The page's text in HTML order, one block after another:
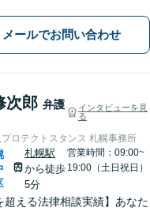
メールでお問い合わせ
次郎 弁護
インタビューを見
る
ロテクトスタンス 札幌事務所
札幌駅
から徒歩
5分
営業時間：09:00~
19:00（土日祝日）
超える法律相談実績】あなた